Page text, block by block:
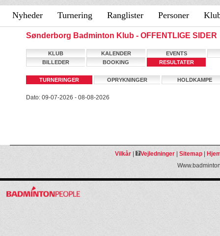
Nyheder Turnering Ranglister Personer
Sønderborg Badminton Klub - OFFENTLIGE SIDER
KLUB KALENDER
EVENTS
BILLEDER
BOOKING RESULTATER
TURNERINGER OPRYKNINGER HOLDKAMPE
Dato: 09-07-2026 - 08-08-2026
Vilkår| Vejledninger| Sitemap|